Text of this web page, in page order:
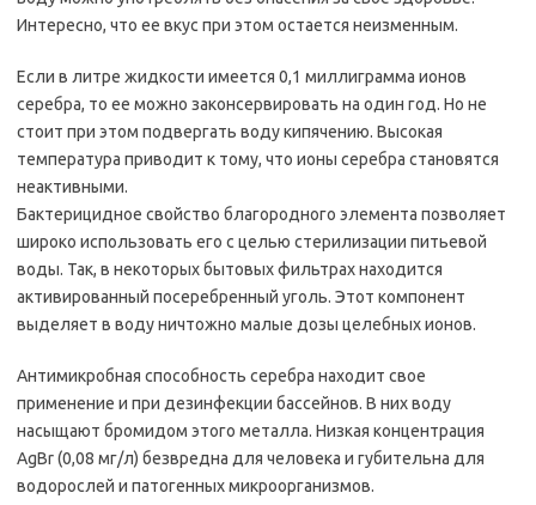
Интересно, что ее вкус при этом остается неизменным.
Если в литре жидкости имеется 0,1 миллиграмма ионов
серебра, то ее можно законсервировать на один год. Но не
стоит при этом подвергать воду кипячению. Высокая
температура приводит к тому, что ионы серебра становятся
неактивными.
Бактерицидное свойство благородного элемента позволяет
широко использовать его с целью стерилизации питьевой
воды. Так, в некоторых бытовых фильтрах находится
активированный посеребренный уголь. Этот компонент
выделяет в воду ничтожно малые дозы целебных ионов.
Антимикробная способность серебра находит свое
применение и при дезинфекции бассейнов. В них воду
насыщают бромидом этого металла. Низкая концентрация
AgBr (0,08 мг/л) безвредна для человека и губительна для
водорослей и патогенных микроорганизмов.